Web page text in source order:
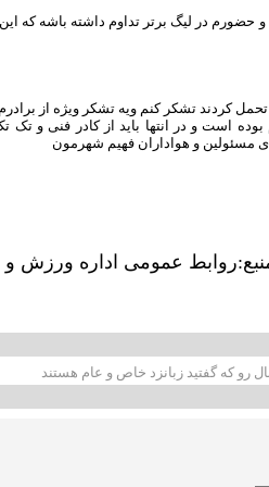
حضورم در لیگ برتر تداوم داشته باشه که
تحمل کردند تشکر کنم ویه تشکر ویژه از
است و در انتها باید از کادر فنی و تک
مسئولین و هواداران فهیم شهرمون
عمومی اداره ورزش
رو که گفتید زبانزد خاص و عام هستند